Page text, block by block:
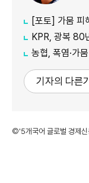
[포토] 가뭄 피
KPR, 광복 80
농협, 폭염·가뭄
기자의 다른
©'5개국어 글로벌 경제신